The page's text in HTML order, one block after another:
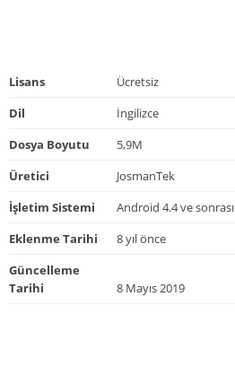
Lisans
Ücretsiz
Dil
İngilizce
Dosya Boyutu
5,9M
Üretici
JosmanTek
İşletim Sistemi
Android 4.4 ve sonrası
Eklenme Tarihi
8 yıl önce
Güncelleme
Tarihi
8 Mayıs 2019